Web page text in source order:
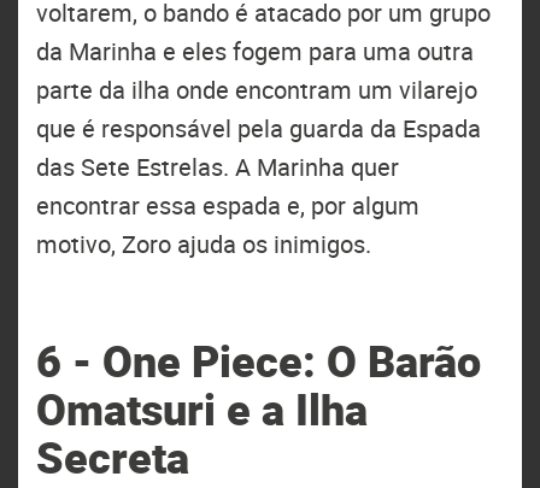
voltarem, o bando é atacado por um grupo
da Marinha e eles fogem para uma outra
parte da ilha onde encontram um vilarejo
que é responsável pela guarda da Espada
das Sete Estrelas. A Marinha quer
encontrar essa espada e, por algum
motivo, Zoro ajuda os inimigos.
6 - One Piece: O Barão
Omatsuri e a Ilha
Secreta